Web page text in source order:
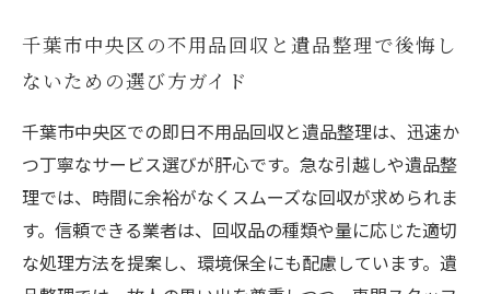
千葉市中央区の不用品回収と遺品整理で後悔し
ないための選び方ガイド
千葉市中央区での即日不用品回収と遺品整理は、迅速か
つ丁寧なサービス選びが肝心です。急な引越しや遺品整
理では、時間に余裕がなくスムーズな回収が求められま
す。信頼できる業者は、回収品の種類や量に応じた適切
な処理方法を提案し、環境保全にも配慮しています。遺